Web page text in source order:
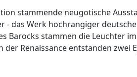
stammende neugotische
Werk hochrangiger
Barocks stammen die Leuchter
Renaissance entstanden